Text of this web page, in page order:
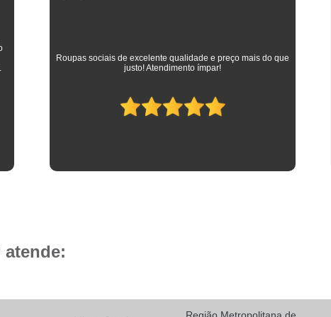
Camisa
Camisa Social Listrada
Camisa Social Listrada Masculina
Camisa Social Masculina Listrada Preto e
Camisa Manga Longa Masculina
As melhores camisas que vestem meus filhos desde a
adolescência até os dias atuais em que trabalham como
advogados. Parabéns à toda equipe da Camisaria HP!
atende: